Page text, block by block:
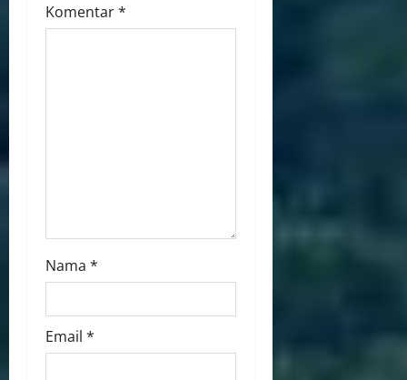
Komentar*
Nama *
Email *